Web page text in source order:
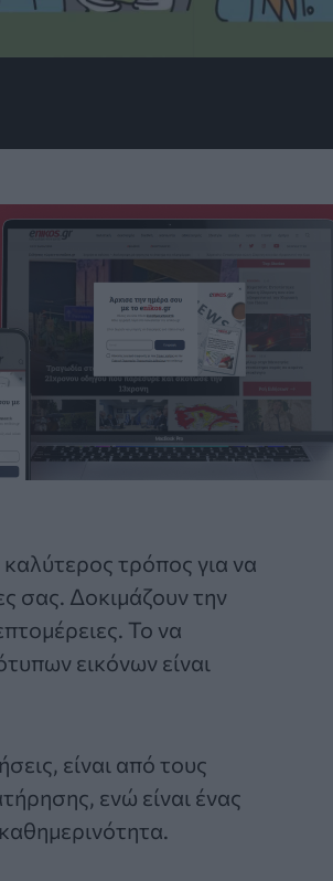
καλύτερος τρόπος για να
σας. Δοκιμάζουν την
Το να
εικόνων είναι
είναι από τους
ενώ είναι ένας